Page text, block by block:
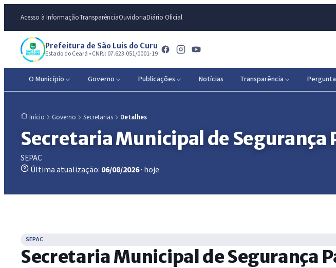
Acesso à InformaçãoTransparênciaOuvidoriaDiário Oficial
Prefeitura de São Luis do Curu
Estado do Ceará • CNPJ: 07.623.051/0001-19
O Município Governo Publicações Notícias Transparência
Início Governo Secretarias Detalhes
Secretaria Municipal de
SEPAC
Última atualização: 06/08/2026· hoje
SEPAC
Secretaria Municipal de Segurança